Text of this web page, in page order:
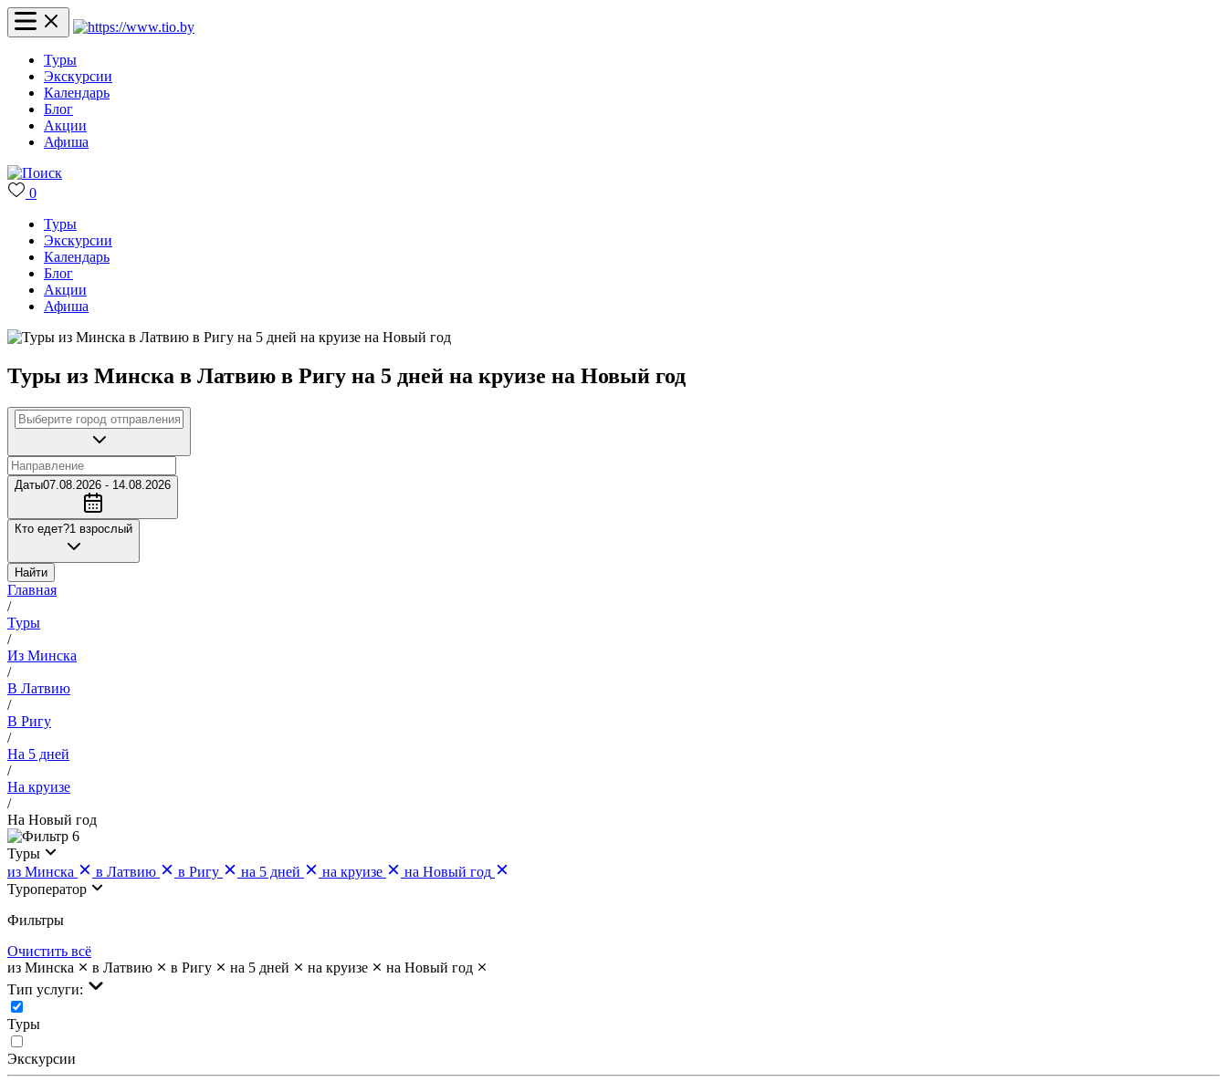
Туры
Экскурсии
Календарь
Блог
Акции
Афиша
0
Туры
Экскурсии
Календарь
Блог
Акции
Афиша
Туры из Минска в Латвию в Ригу на 5 дней на круизе на Новый год
Даты07.08.2026 - 14.08.2026
Кто едет?1 взрослый
Найти
Главная
/
Туры
/
Из Минска
/
В Латвию
/
В Ригу
/
На 5 дней
/
На круизе
/
На Новый год
6
Туры
из Минска
в Латвию в Ригу на 5 дней на круизе
на Новый год
Туроператор
Фильтры
Очистить всё
из Минска
в Латвию в Ригу на 5 дней на круизе
на Новый год
Тип услуги:
Туры
Экскурсии